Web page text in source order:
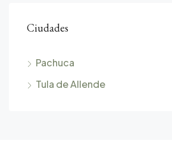
Ciudades
Pachuca
Tula de Allende